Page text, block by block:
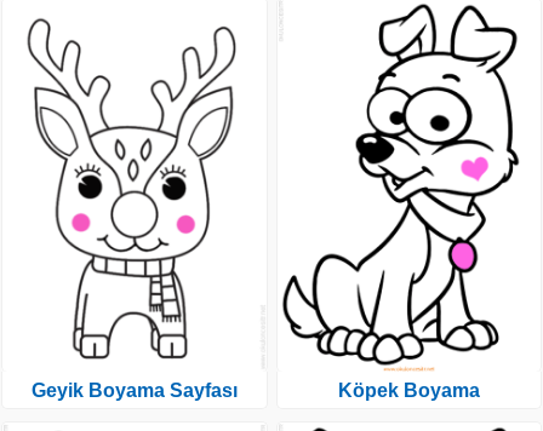
Geyik Boyama Sayfası Köpek Boyama